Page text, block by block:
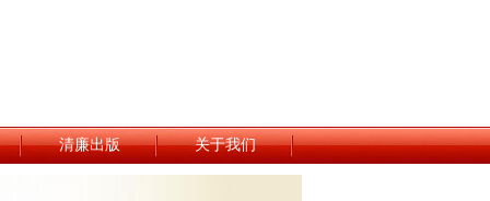
清廉出版 关于我们